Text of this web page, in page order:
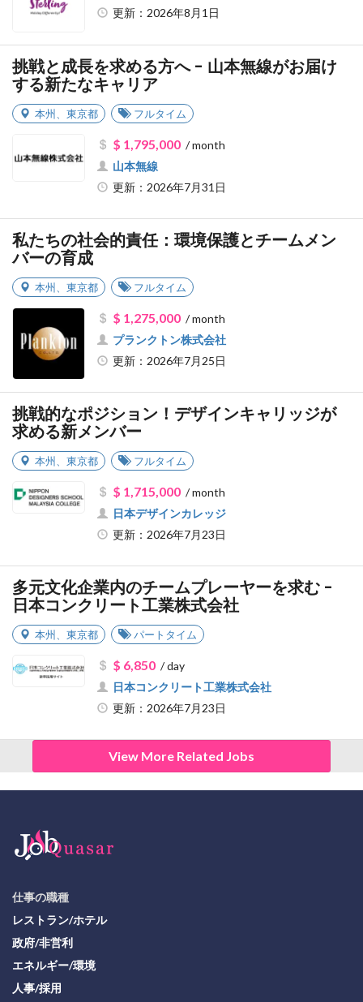
更新：2026年8月1日
挑戦と成長を求める方へ - 山本無線がお届け
する新たなキャリア
本州 東京都 フルタイム
$ 1,795,000/ month
山本無線
更新：2026年7月31日
私たちの社会的責任：環境保護とチームメン
バーの育成
本州 東京都 フルタイム
$ 1,275,000/ month
プランクトン株式会社
更新：2026年7月25日
挑戦的なポジション！デザインキャリッジが
求める新メンバー
本州 東京都 フルタイム
$ 1,715,000/ month
日本デザインカレッジ
更新：2026年7月23日
多元文化企業内のチームプレーヤーを求む -
日本コンクリート工業株式会社
本州 東京都 パートタイム
$ 6,850/ day
日本コンクリート工業株式会社
更新：2026年7月23日
View More Related Jobs
仕事の職種
レストラン/ホテル
政府/非営利
エネルギー/環境
人事/採用